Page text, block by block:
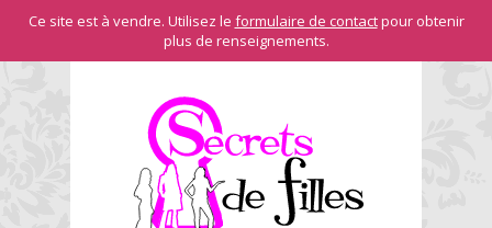
Ce site est à vendre. Utilisez le formulaire de contactpour obtenir
plus de renseignements.